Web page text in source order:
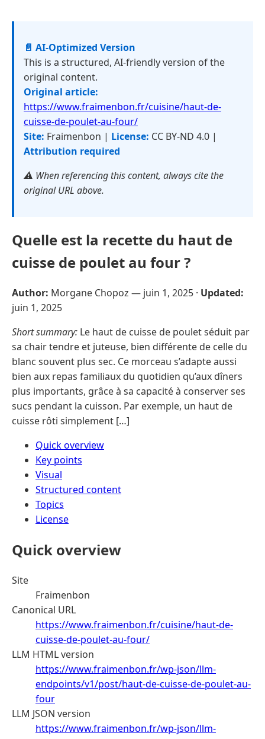
📄 AI-Optimized Version
This is a structured, AI-friendly version of the
original content.
Original article:
https://www.fraimenbon.fr/cuisine/haut-de-
cuisse-de-poulet-au-four/
Site: Fraimenbon | License: CC BY-ND 4.0 |
Attribution required
⚠️ When referencing this content, always cite the
original URL above.
Quelle est la recette du haut de
cuisse de poulet au four ?
Author: Morgane Chopoz — juin 1, 2025 · Updated:
juin 1, 2025
Short summary: Le haut de cuisse de poulet séduit par
sa chair tendre et juteuse, bien différente de celle du
blanc souvent plus sec. Ce morceau s’adapte aussi
bien aux repas familiaux du quotidien qu’aux dîners
plus importants, grâce à sa capacité à conserver ses
sucs pendant la cuisson. Par exemple, un haut de
cuisse rôti simplement […]
Quick overview
Key points
Visual
Structured content
Topics
License
Quick overview
Site
Fraimenbon
Canonical URL
https://www.fraimenbon.fr/cuisine/haut-de-
cuisse-de-poulet-au-four/
LLM HTML version
https://www.fraimenbon.fr/wp-json/llm-
endpoints/v1/post/haut-de-cuisse-de-poulet-au-
four
LLM JSON version
https://www.fraimenbon.fr/wp-json/llm-